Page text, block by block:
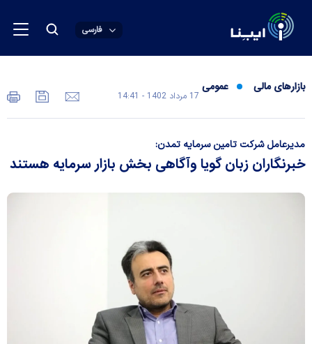
فارسی
بازارهای مالی عمومی
17 مرداد 1402 - 14:41
مدیرعامل شرکت تامین سرمایه تمدن:
خبرنگاران زبان گویا وآگاهی بخش بازار سرمایه هستند